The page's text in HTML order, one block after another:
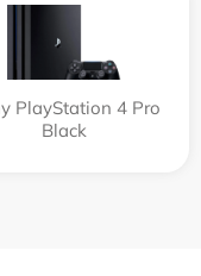
PlayStation 4 Pro
Black